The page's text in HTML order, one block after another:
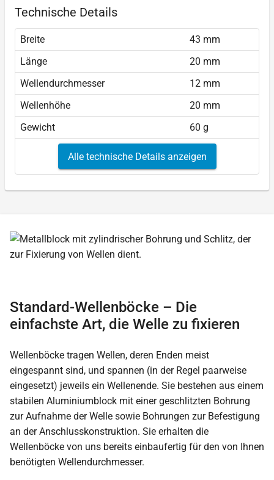
Technische Details
Breite
43 mm
Länge
20 mm
Wellendurchmesser
12 mm
Wellenhöhe
20 mm
Gewicht
60 g
Alle technische Details anzeigen
Standard-Wellenböcke – Die
einfachste Art, die Welle zu fixieren
Wellenböcke tragen Wellen, deren Enden meist
eingespannt sind, und spannen (in der Regel paarweise
eingesetzt) jeweils ein Wellenende. Sie bestehen aus einem
stabilen Aluminiumblock mit einer geschlitzten Bohrung
zur Aufnahme der Welle sowie Bohrungen zur Befestigung
an der Anschlusskonstruktion. Sie erhalten die
Wellenböcke von uns bereits einbaufertig für den von Ihnen
benötigten Wellendurchmesser.